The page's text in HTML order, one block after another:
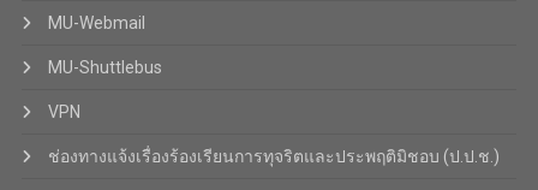
MU-Webmail
MU-Shuttlebus
VPN
ช่องทางแจ้งเรื่องร้องเรียนการทุจริตและประพฤติมิชอบ (ป.ป.ช.)